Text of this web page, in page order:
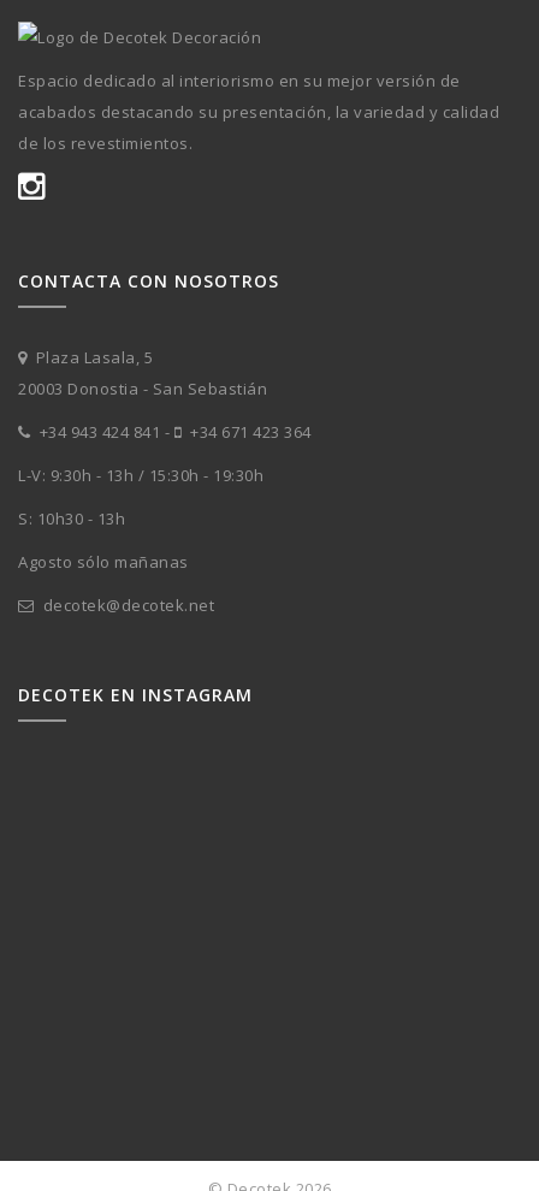
Espacio dedicado al interiorismo en su mejor versión de
acabados destacando su presentación, la variedad y calidad
de los revestimientos.
CONTACTA CON NOSOTROS
Plaza Lasala, 5
20003 Donostia - San Sebastián
+34 943 424 841 -
+34 671 423 364
L-V: 9:30h - 13h / 15:30h - 19:30h
S: 10h30 - 13h
Agosto sólo mañanas
decotek@decotek.net
DECOTEK EN INSTAGRAM